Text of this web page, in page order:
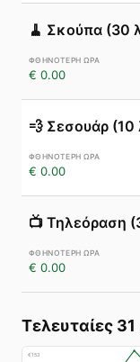
🧹 Σκούπα (30
€ 0.00
💨 Σεσουάρ (10
€ 0.00
📺 Τηλεόραση
€ 0.00
Τελευταίες
€153